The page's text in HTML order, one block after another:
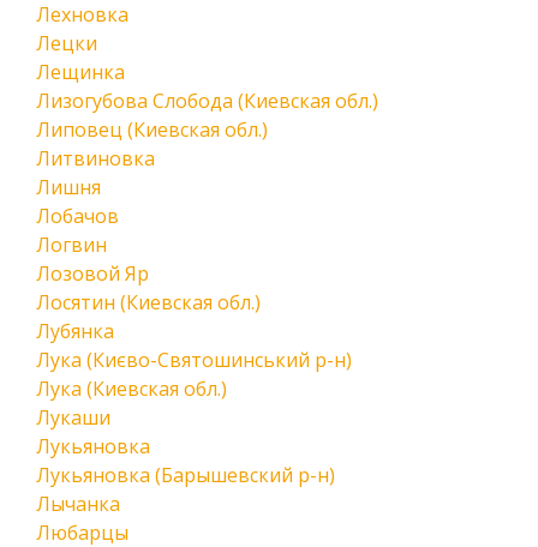
Лехновка
Лецки
Лещинка
Лизогубова Слобода (Киевская обл.)
Липовец (Киевская обл.)
Литвиновка
Лишня
Лобачов
Логвин
Лозовой Яр
Лосятин (Киевская обл.)
Лубянка
Лука (Києво-Святошинський р-н)
Лука (Киевская обл.)
Лукаши
Лукьяновка
Лукьяновка (Барышевский р-н)
Лычанка
Любарцы